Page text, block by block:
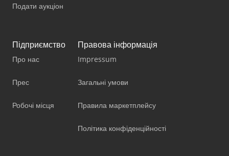
Подати аукціон
Підприємство
Про нас
Прес
Робочі місця
Правова інформація
Impressum
Загальні умови
Правила маркетплейсу
Політика конфіденційності